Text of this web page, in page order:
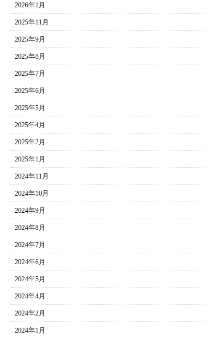
2026年1月
2025年11月
2025年9月
2025年8月
2025年7月
2025年6月
2025年5月
2025年4月
2025年2月
2025年1月
2024年11月
2024年10月
2024年9月
2024年8月
2024年7月
2024年6月
2024年5月
2024年4月
2024年2月
2024年1月